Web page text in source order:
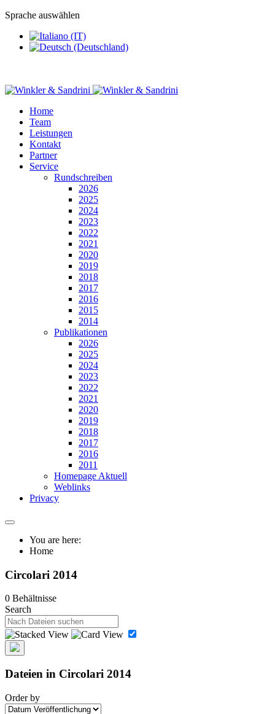
Sprache auswählen
Home
Team
Leistungen
Kontakt
Partner
Service
Rundschreiben
2026
2025
2024
2023
2022
2021
2020
2019
2018
2017
2016
2015
2014
Publikationen
2026
2025
2024
2023
2022
2021
2020
2019
2018
2017
2016
2011
Homepage Aktuell
Weblinks
Privacy
You are here:
Home
Circolari 2014
0 Behältnisse
Search
Dateien in Circolari 2014
Order by